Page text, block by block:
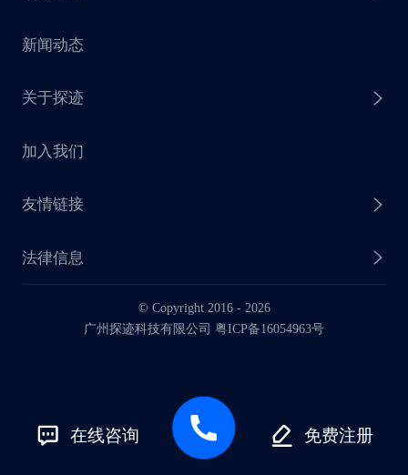
探迹 AI 触达
探迹 AI CRM
赋能计划
销售干货
探迹大数据研究院
新闻动态
关于探迹
企业介绍
联系我们
业务动态
加入我们
友情链接
法律信息
法律声明
© Copyright 2016 - 2026
广州探迹科技有限公司 粤ICP备16054963号
在线咨询 免费注册